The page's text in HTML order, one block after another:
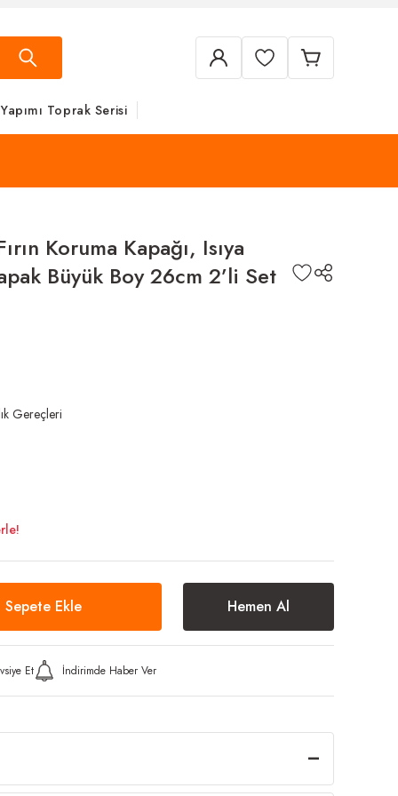
Toprak Serisi
Koruma Kapağı, Isıya
Büyük Boy 26cm 2’li Set
Gereçleri
Sepete Ekle Hemen Al
Et İndirimde Haber Ver